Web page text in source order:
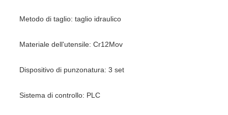
Metodo di taglio: taglio idraulico
Materiale dell'utensile: Cr12Mov
Dispositivo di punzonatura: 3 set
Sistema di controllo: PLC